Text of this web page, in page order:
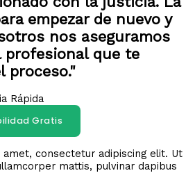
empezar de nuevo y
nos aseguramos
profesional que te
proceso."
Rápida
Gratis
consectetur adipiscing elit. Ut
mattis, pulvinar dapibus